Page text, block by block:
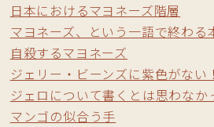
日本におけるマヨネーズ階層
マヨネーズ、という一語で終わる
自殺するマヨネーズ
ジェリー・ビーンズに紫色がない！
ジェロについて書くとは思わなか
マンゴの似合う手